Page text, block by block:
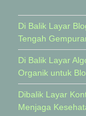
Di Balik Layar
Tengah
Di Balik Layar
Organik untuk
Dibalik Layar
Menjaga